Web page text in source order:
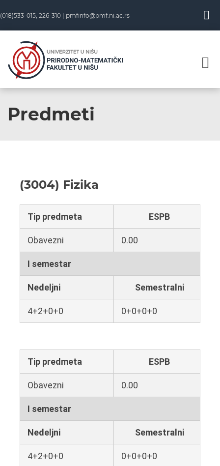
(018)533-015, 226-310 | pmfinfo@pmf.ni.ac.rs
Predmeti
(3004) Fizika
Tip predmeta ESPB
Obavezni 0.00
I semestar
Nedeljni Semestralni
4+2+0+0 0+0+0+0
Tip predmeta ESPB
Obavezni 0.00
I semestar
Nedeljni Semestralni
4+2+0+0 0+0+0+0